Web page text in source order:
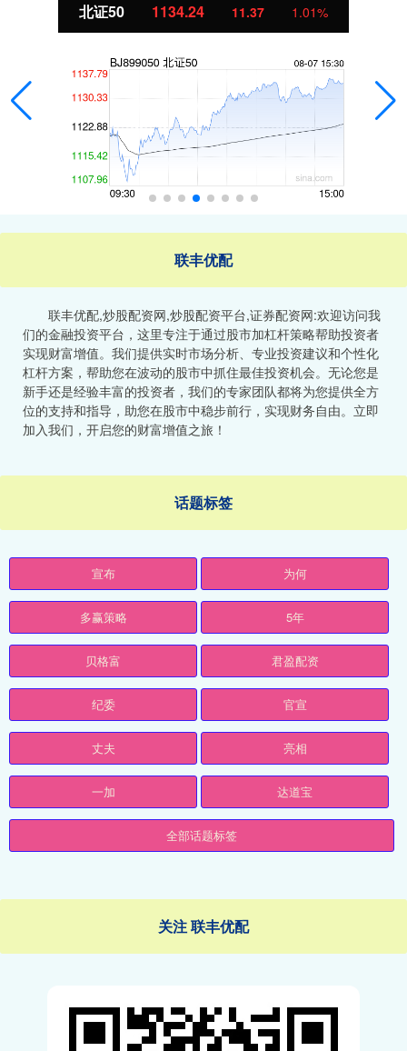
北证50 1134.24 11.37 1.01%
联丰优配
联丰优配,炒股配资网,炒股配资平台,证券配资网:欢迎访问我
们的金融投资平台，这里专注于通过股市加杠杆策略帮助投资者
实现财富增值。我们提供实时市场分析、专业投资建议和个性化
杠杆方案，帮助您在波动的股市中抓住最佳投资机会。无论您是
新手还是经验丰富的投资者，我们的专家团队都将为您提供全方
位的支持和指导，助您在股市中稳步前行，实现财务自由。立即
加入我们，开启您的财富增值之旅！
话题标签
宣布 为何
多赢策略 5年
贝格富 君盈配资
纪委 官宣
丈夫 亮相
一加 达道宝
全部话题标签
关注 联丰优配